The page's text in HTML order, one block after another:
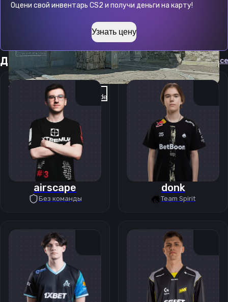
Previous slide Next slide
Оцени свой инвентарь CS2 и получи деньги на карту!
Узнать цену
Другие прицелы Cмотреть все
airscape
Без команды
donk
Team Spirit